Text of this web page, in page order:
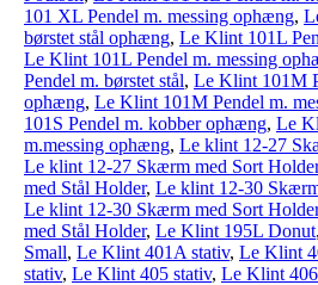
101 XL Pendel m. messing ophæng,
børstet stål ophæng, Le Klint 101L
Le Klint 101L Pendel m. messing
Pendel m. børstet stål, Le Klint 101M
ophæng, Le Klint 101M Pendel m.
101S Pendel m. kobber ophæng, Le
m.messing ophæng, Le klint 12-27
Le klint 12-27 Skærm med Sort Holder
med Stål Holder, Le klint 12-30
Le klint 12-30 Skærm med Sort Holder
med Stål Holder, Le Klint 195L Donut,
Small, Le Klint 401A stativ, Le Klint
stativ, Le Klint 405 stativ, Le Klint